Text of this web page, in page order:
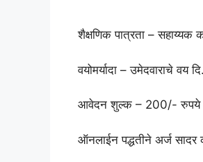
शैक्षणिक पात्रता – सहाय्यक
वयोमर्यादा – उमेदवाराचे
आवेदन शुल्क – 200/- रुपये (
ऑनलाईन पद्धतीने अर्ज